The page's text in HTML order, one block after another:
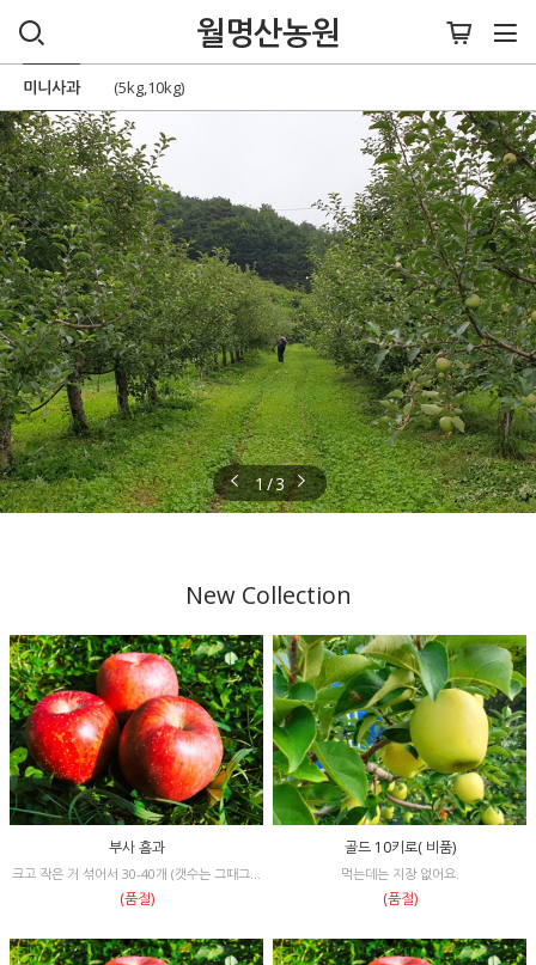
월명산농원
미니사과 (5kg,10kg)
1 / 3
New Collection
부사 흠과
(품절)
골드 10키로( 비품)
먹는데는 지장 없어요.
(품절)